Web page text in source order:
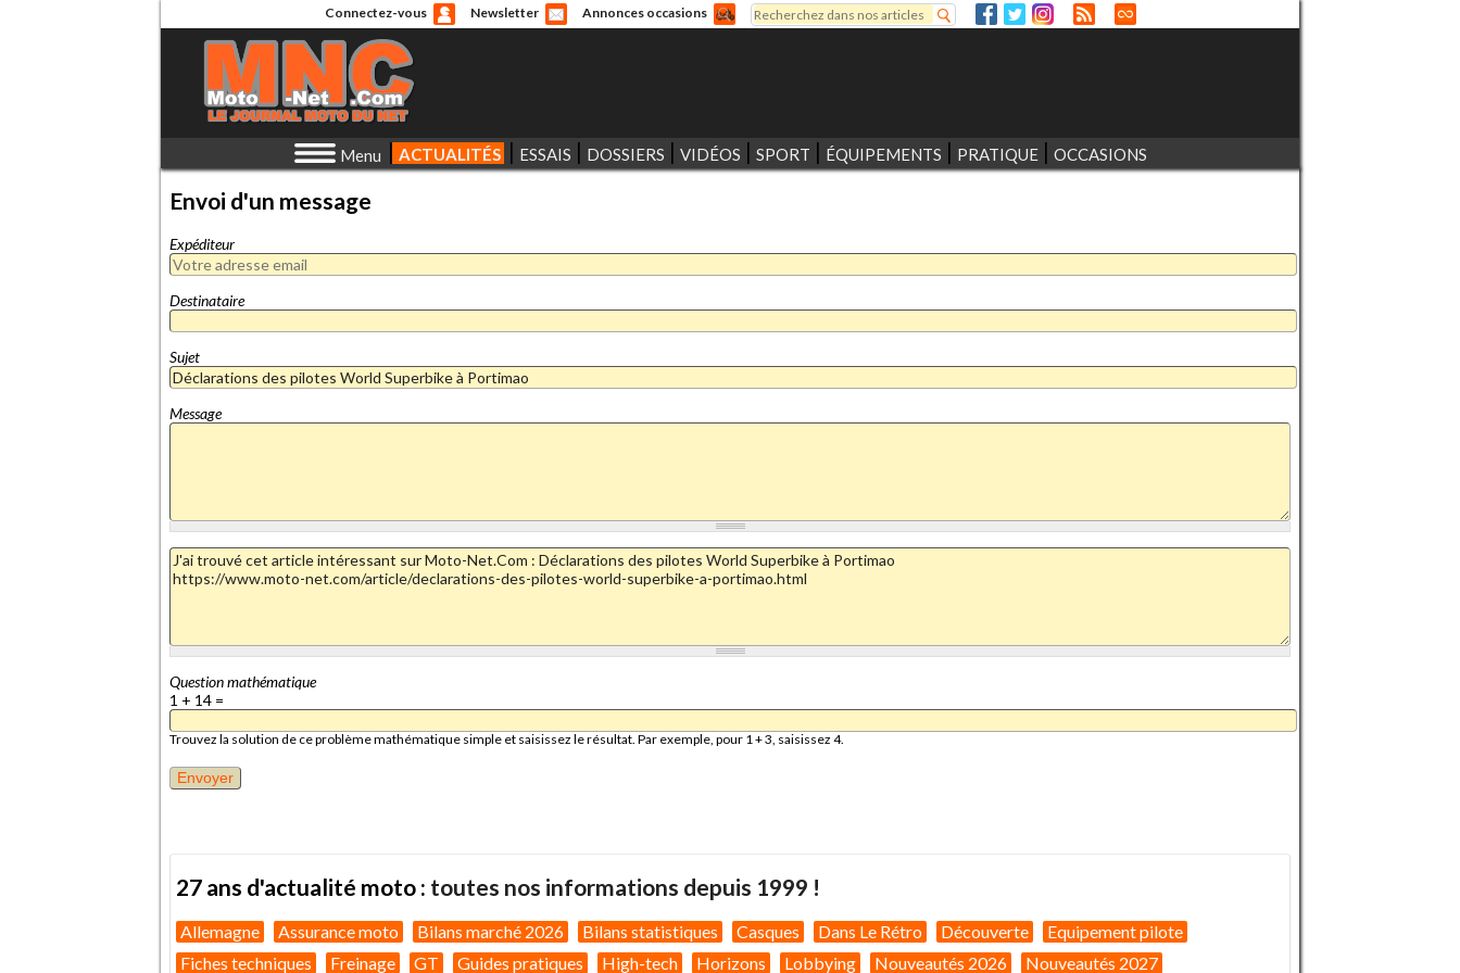
Connectez-vous Newsletter Annonces occasions
Formulaire de recherche
Rechercher
Menu ACTUALITÉS ESSAIS DOSSIERS VIDÉOS SPORT ÉQUIPEMENTS PRATIQUE OCCASIONS
Envoi d'un message
Expéditeur
Destinataire
Sujet
Message
Question mathématique
1 + 14 =
Trouvez la solution de ce problème mathématique simple et saisissez le résultat. Par exemple, pour 1 + 3, saisissez 4.
27 ans d'actualité moto : toutes nos informations depuis 1999 !
Allemagne Assurance moto Bilans marché 2026 Bilans statistiques Casques Dans Le Rétro Découverte
Equipement pilote
Fiches techniques
Freinage GT Guides pratiques High-tech Horizons Lobbying Nouveautés 2026 Nouveautés 2027